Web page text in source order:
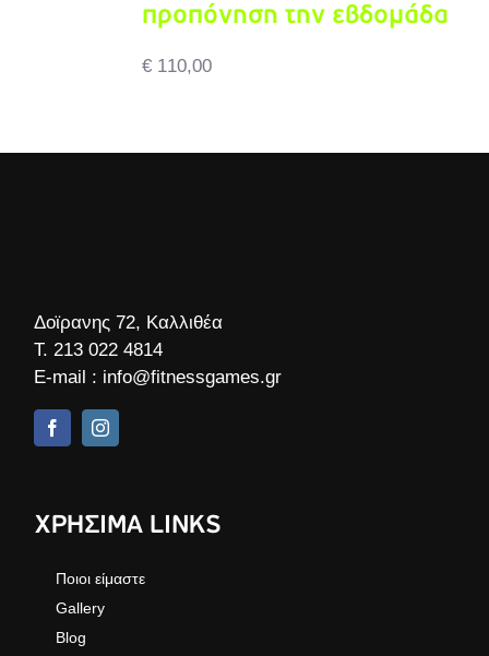
προπόνηση την εβδομάδα
€ 110,00
Δοϊρανης 72, Καλλιθέα
Τ.213 022 4814
E-mail : info@fitnessgames.gr
ΧΡΗΣΙΜΑ LINKS
Ποιοι είμαστε
Gallery
Blog